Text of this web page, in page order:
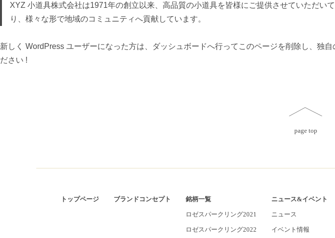
XYZ 小道具株式会社は1971年の創立以来、高品質の小道具を皆様にご提供させていただ
り、様々な形で地域のコミュニティへ貢献しています。
新しく WordPress ユーザーになった方は、 ダッシュボードへ行ってこのページを削除し、独
ださい !
page top
トップページ ブランドコンセプト 銘柄一覧
ロゼスパークリング2021
ロゼスパークリング2022
ニュース&イベント
ニュース
イベント情報